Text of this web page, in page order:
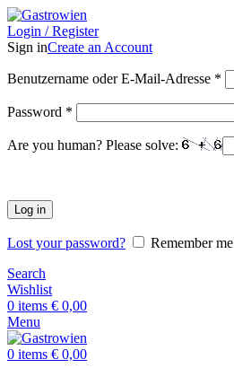
Login / Register
Sign inCreate an Account
Benutzername oder E-Mail-Adresse *
Password *
Are you human? Please solve:
Log in
Lost your password?
Remember me
Search
Wishlist
0 items € 0,00
Menu
0 items € 0,00